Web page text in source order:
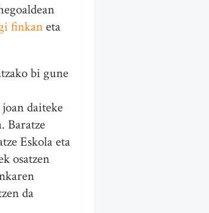
finkaneta
bi gune
daiteke
Baratze
Eskola eta
osatzen
da